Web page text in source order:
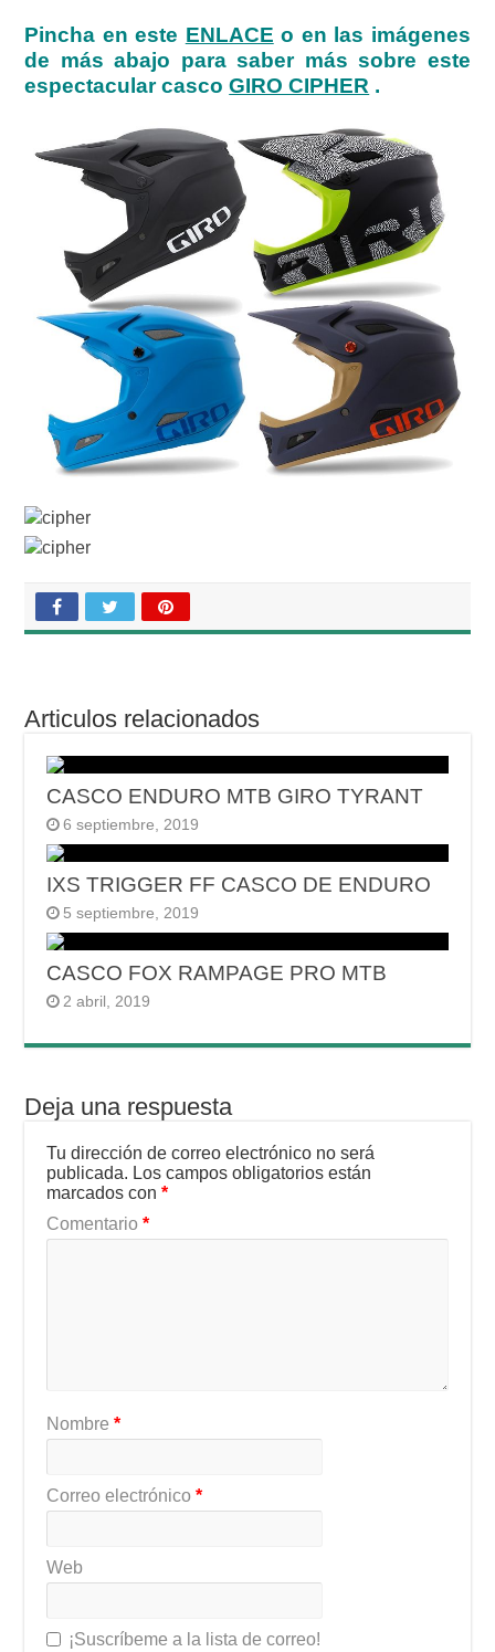
Pincha en este ENLACE o en las imágenes
de más abajo para saber más sobre este
espectacular cascoGIRO CIPHER .
Articulos relacionados
CASCO ENDURO MTB GIRO TYRANT
6 septiembre, 2019
IXS TRIGGER FF CASCO DE ENDURO
5 septiembre, 2019
CASCO FOX RAMPAGE PRO MTB
2 abril, 2019
Deja una respuesta
Tu dirección de correo electrónico no será
publicada. Los campos obligatorios están
marcados con*
Comentario*
Nombre*
Correo electrónico*
Web
¡Suscríbeme a la lista de correo!